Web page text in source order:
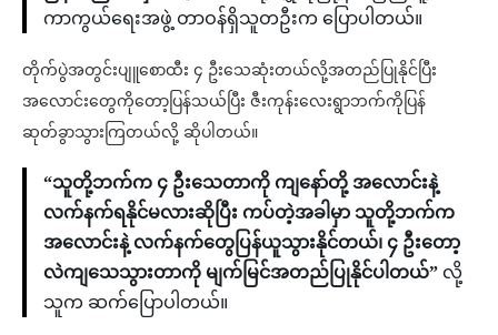
ကာကွယ်ရေးအဖွဲ့ တာဝန်ရှိသူတဦးက ပြောပါတယ်။
တိုက်ပွဲအတွင်းပျူစောထီး ၄ ဦးသေဆုံးတယ်လို့အတည်ပြုနိုင်ပြီး
အလောင်းတွေကိုတော့ပြန်သယ်ပြီး ဇီးကုန်းလေးရွာဘက်ကိုပြန်
ဆုတ်ခွာသွားကြတယ်လို့ ဆိုပါတယ်။
“သူတို့ဘက်က ၄ ဦးသေတာကို ကျနော်တို့ အလောင်းနဲ့
လက်နက်ရနိုင်မလားဆိုပြီး ကပ်တဲ့အခါမှာ သူတို့ဘက်က
အလောင်းနဲ့ လက်နက်တွေပြန်ယူသွားနိုင်တယ်၊ ၄ ဦးတော့
လဲကျသေသွားတာကို မျက်မြင်အတည်ပြုနိုင်ပါတယ်” လို့
သူက ဆက်ပြောပါတယ်။